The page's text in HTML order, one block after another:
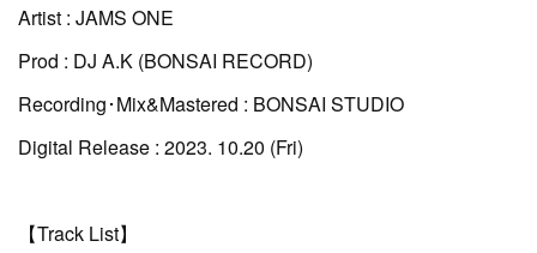
Artist : JAMS ONE
Prod : DJ A.K (BONSAI RECORD)
Recording･Mix&Mastered : BONSAI STUDIO
Digital Release : 2023. 10.20 (Fri)
【Track List】